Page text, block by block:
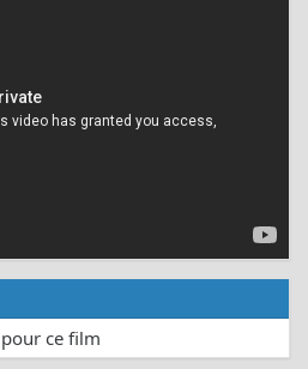
ce film